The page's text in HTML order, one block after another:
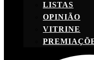
LISTAS
OPINIÃO
VITRINE